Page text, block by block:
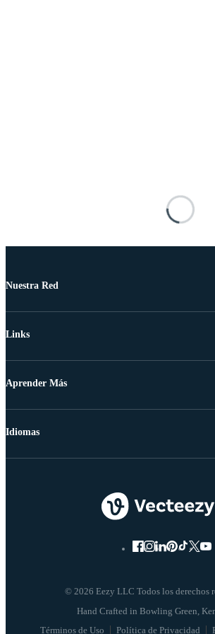
Nuestra Red
Links
Aprender Más
© 2026 Eezy LLC Todos los derechos
Términos de Uso Política de Privacidad
Idiomas